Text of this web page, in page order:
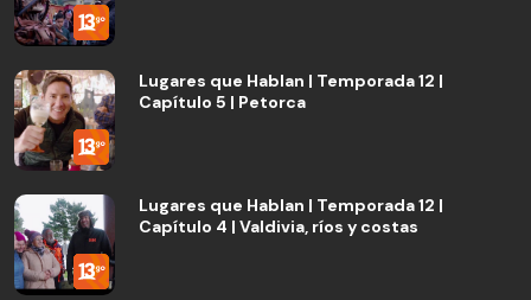
Lugares que Hablan | Temporada 12 |
Capítulo 5 | Petorca
Lugares que Hablan | Temporada 12 |
Capítulo 4 | Valdivia, ríos y costas